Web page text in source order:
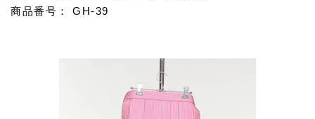
商品番号： GH-39